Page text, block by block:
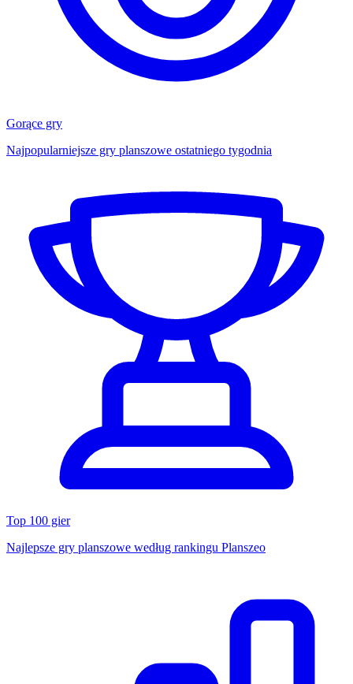
Gorące gry
Najpopularniejsze gry planszowe ostatniego tygodnia
Top 100 gier
Najlepsze gry planszowe według rankingu Planszeo